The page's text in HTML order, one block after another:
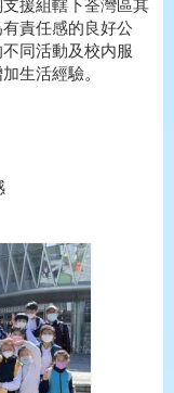
援組轄下荃灣區其
責任感的良好公
同活動及校内服
生活經驗。